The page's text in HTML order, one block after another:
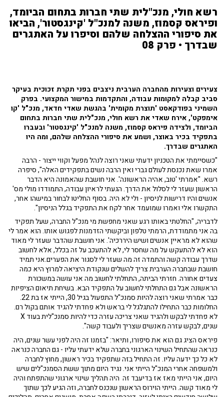
רשא חולי, מנכ"לית שתי חברות בתחום הביומד,
ופיראס קסמוז, משנה למנכ"ל 'קינגסטור', הביאו
את סיפורי ההצלחה שלהם וסיפרו על האתגרים
שבדרך • פרק 08
צעירים וצעירות מהחברה הערבית ניצבים בפני תקרת זכוכית בעיקר
סביב קבלה למקומות עבודה, והתקדמות במישור המקצועי. בפרק
השמיני בפודקאסט 'תוצרת מקומית' בהגשת שאדי חדאד, מנכ"ל 'קו
אימפקט', אירח שאדי את רשא חולי, מנכ"לית שתי חברות בתחום
הביומד, ולצידה פיראס קסמוז, משנה למנכ"ל 'קינגסטור' ובעברו
בתפקיד בכיר באוצר, ושמע את סיפורי ההצלחה שלהם, ומה היו
האתגרים שבדרך.
"כשסיימתי את הטכניון ידעתי שאני רוצה לנהל מפעל וקווי ייצור - הרבה
אמרו שאת נכנסת לעולם גברי ואין הרבה נשים בתפקידים האלה", סיפרה
רשא. "אמרתי 'טוב, אהיה הראשונה'. אני חושבת שהאמונה היא הדבר
הראשון שעזר לי לסלול את הדרך. הגעתי לראיון עבודה, התמודדו מולי מס'
אנשים והיו דרישות לניסיון - ולי לא היה. בסוף החליטו לבחור במישהו אחר,
התקשרו אלי ואמרו שמועמד אחר לקח את התפקיד בגלל הניסיון".
לדבריה, "החלטתי באותו רגע שאני מחפשת מי מנכ"ל החברה, שעל תפקיד
בה אני מתמודדת, הרמתי טלפון וביקשתי הזדמנות לפגוש אותו. הוא אמר לי
שהוא לא מראיין אנשים ושיש היררכיה'. אני חושבת שהדבר שעזר לי מאוד
הוא לא להתעקש על מה שחסר לי, לא להתעכב על זה בכלל, אלא לחשוב
שדרך עבודה קשה והתמדה זה מה שעזר לי לסגור את הפערים.אני תמיד
חושבת שבחברה הערבית צריך להשלים שנקודת היציאה למרוץ היא כמה
צעדים אחורה. חזרתי הביתה, התחלתי לחשוב מה אני עושה במשכורת
הראשונה אבל גם התחלתי לחשוב על התפקיד הבא. בשיחת תיאום הציפיות
כבר אמרתי שאני רוצה להיות סמנכ"ל התפעול בגיל 30, הייתי אז בת 22.
החלומות כבר התחילו להתגלגל לי בראש ולא פחדתי להגיד אותם בקול רם.
לא פחדתי לבקש ולהגיד שאני צריכה עזרה כדי להיות סמנכ"לית בעוד X
שנים, לבקש עזרה מאנשים שצריך ולעבוד קשה".
פיראס הציג גם הוא את סיפורו, ותיאר: "בזמנו זה היה לפני עשר שנים, היה
כנראה שהתחיל השינוי הארגוני בחברה שלא ידעתי עליו - גם החברה כנראה
לא כל כך ידעה עליו. זה התחיל בזה שתפקיד בכיר ראשון, מחוץ לחברה
ולמשפחה אחרי המנכ"ל הייתי אני. נגיד היום מתוך ששת הסמנכ"לים שיש
היום, אני הייתי מאז אז בדיעבד זה היה תהליך שינוי ארגוני שהתפתח והיה
לי מאוד קשה. הייתי הוירוס הראשון שנכנס לחברה, וזה הגיע לכך שתוך